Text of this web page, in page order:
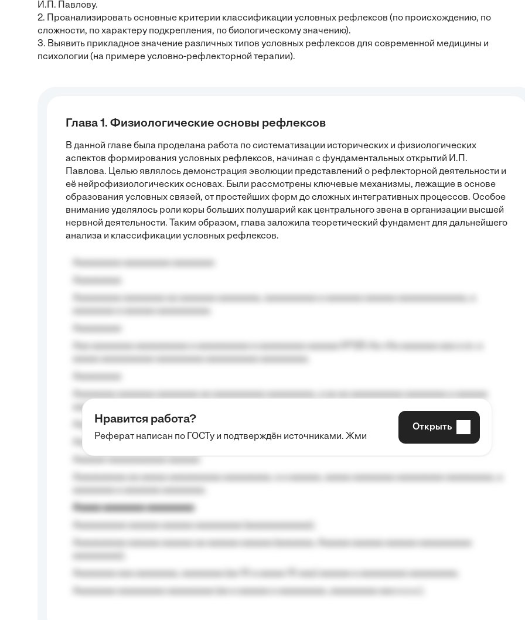
И.П. Павлову.
2. Проанализировать основные критерии классификации условных рефлексов (по происхождению, по
сложности, по характеру подкрепления, по биологическому значению).
3. Выявить прикладное значение различных типов условных рефлексов для современной медицины и
психологии (на примере условно-рефлекторной терапии).
Глава 1. Физиологические основы рефлексов
В данной главе была проделана работа по систематизации исторических и физиологических
аспектов формирования условных рефлексов, начиная с фундаментальных открытий И.П.
Павлова. Целью являлось демонстрация эволюции представлений о рефлекторной деятельности и
её нейрофизиологических основах. Были рассмотрены ключевые механизмы, лежащие в основе
образования условных связей, от простейших форм до сложных интегративных процессов. Особое
внимание уделялось роли коры больших полушарий как центрального звена в организации высшей
нервной деятельности. Таким образом, глава заложила теоретический фундамент для дальнейшего
анализа и классификации условных рефлексов.
aaaa aaaa.
Aaaaaaaaa
Aaaaaaaaaa aa aaa aaaaaaaaa, a aaa aaaaaaaaaa aaa, a aaaaaaaaaa, aaaaaa aaaaaa a aaaaaa.
Aaaaa aaaaaaaa aaaaaaaaa
Нравится работа?
Реферат написан по ГОСТу и подтверждён источниками. Жми
Открыть